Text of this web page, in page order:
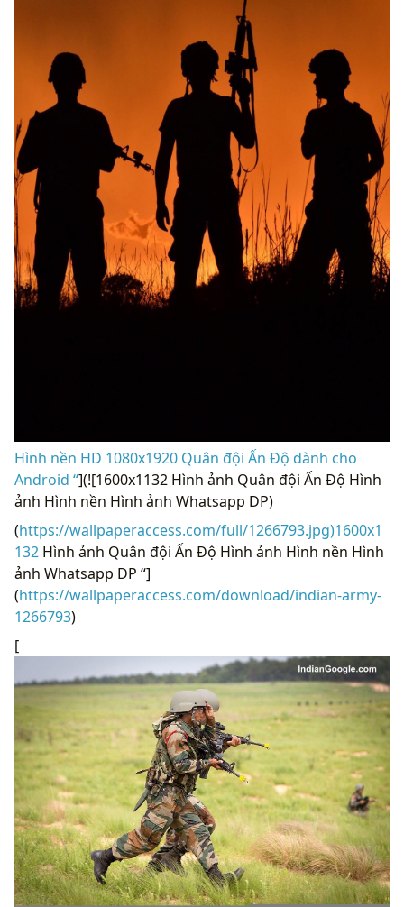
Hình nền HD 1080x1920 Quân đội Ấn Độ dành cho
Android “](![1600x1132 Hình ảnh Quân đội Ấn Độ Hình
ảnh Hình nền Hình ảnh Whatsapp DP)
(https://wallpaperaccess.com/full/1266793.jpg)1600x1
132 Hình ảnh Quân đội Ấn Độ Hình ảnh Hình nền Hình
ảnh Whatsapp DP “]
(https://wallpaperaccess.com/download/indian-army-
1266793)
[